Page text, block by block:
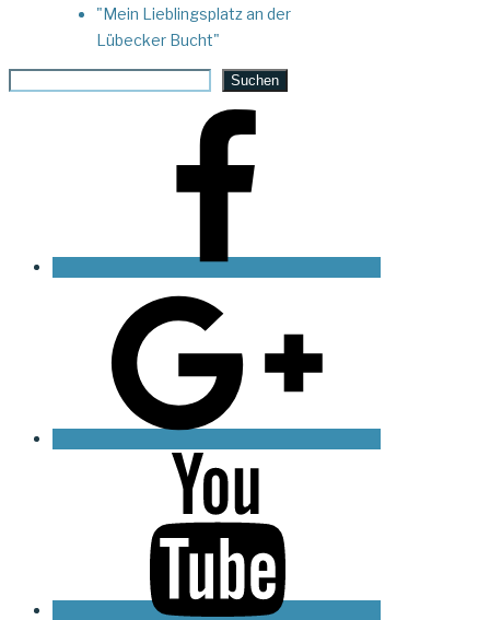
"Mein Lieblingsplatz an der
Lübecker Bucht"
Suchen